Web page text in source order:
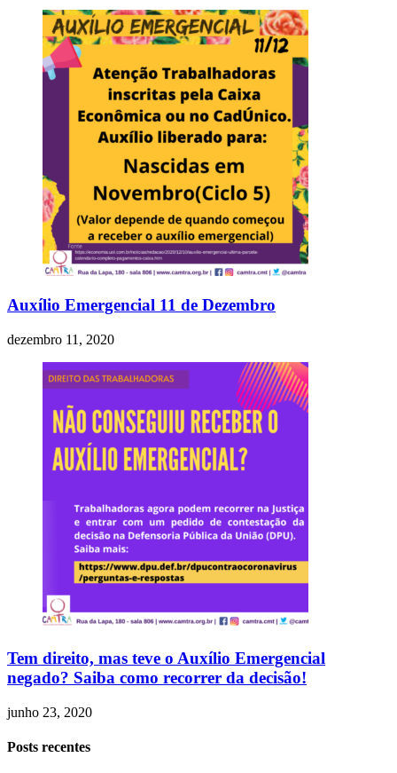
Auxílio Emergencial 11 de Dezembro
dezembro 11, 2020
Tem direito, mas teve o Auxílio Emergencial
negado? Saiba como recorrer da decisão!
junho 23, 2020
Posts recentes